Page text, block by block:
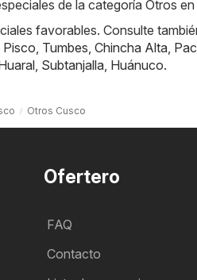
de la categoría Otros
favorables. Consulte
Pisco Tumbes Chincha Alta
Subtanjalla Huánuco.
Otros Cusco
Ofertero
FAQ
Contacto